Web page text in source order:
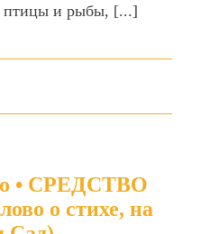
птицы и рыбы, [...]
• СРЕДСТВО
о стихе, на